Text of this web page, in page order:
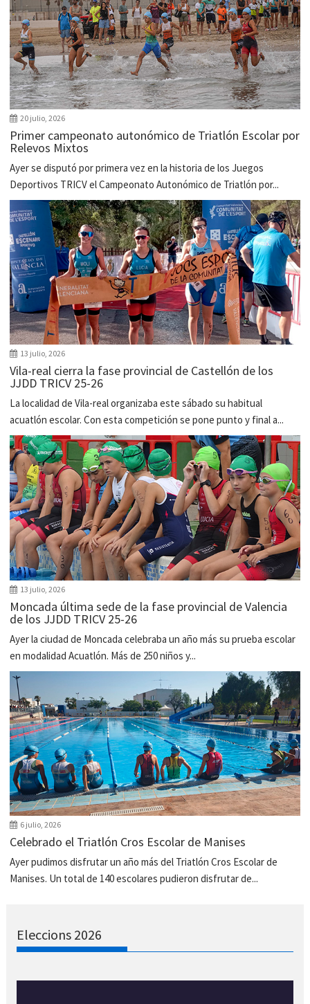
20 julio, 2026
Primer campeonato autonómico de Triatlón Escolar por
Relevos Mixtos
Ayer se disputó por primera vez en la historia de los Juegos
Deportivos TRICV el Campeonato Autonómico de Triatlón por...
13 julio, 2026
Vila-real cierra la fase provincial de Castellón de los
JJDD TRICV 25-26
La localidad de Vila-real organizaba este sábado su habitual
acuatlón escolar. Con esta competición se pone punto y final a...
13 julio, 2026
Moncada última sede de la fase provincial de Valencia
de los JJDD TRICV 25-26
Ayer la ciudad de Moncada celebraba un año más su prueba escolar
en modalidad Acuatlón. Más de 250 niños y...
6 julio, 2026
Celebrado el Triatlón Cros Escolar de Manises
Ayer pudimos disfrutar un año más del Triatlón Cros Escolar de
Manises. Un total de 140 escolares pudieron disfrutar de...
Eleccions 2026